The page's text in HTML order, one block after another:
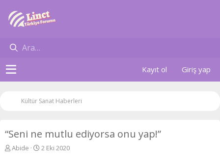
Kayıt ol Giriş yap
Kültür Sanat Haberleri
“Seni ne mutlu ediyorsa onu yap!”
K
Abide
B
2 Eki 2020